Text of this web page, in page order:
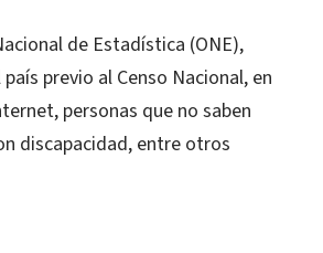
de Estadística (ONE),
previo al Censo Nacional, en
personas que no saben
discapacidad, entre otros